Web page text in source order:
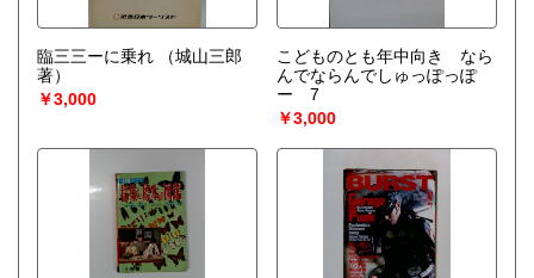
臨三三ーに乗れ
（城山三郎
著）
￥3,000
こどものとも年中向き なら
んでならんでしゅっぽっぽ
ー 7
￥3,000